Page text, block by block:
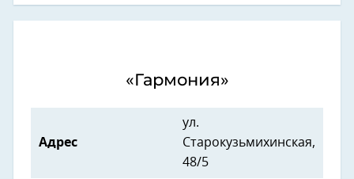
«Гармония»
Адрес
ул.
Старокузьмихинская,
48/5